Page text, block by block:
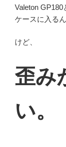
Valeton
ケースに入る
けど、
歪み
い。